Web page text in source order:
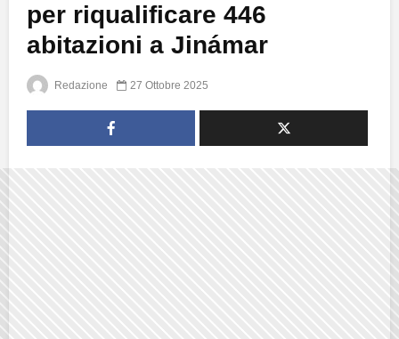
per riqualificare 446
abitazioni a Jinámar
Redazione 27 Ottobre 2025